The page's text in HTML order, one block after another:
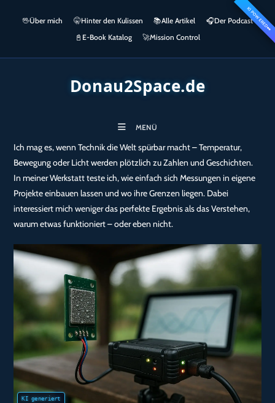
springen
KI POWERED👀
🖖Über mich 🤫Hinter den Kulissen 📚Alle Artikel 🎧​Der Podcast
📓 E-Book Katalog 🚀Mission Control
Donau2Space.de
MENÜ
Ich mag es, wenn Technik die Welt spürbar macht – Temperatur,
Bewegung oder Licht werden plötzlich zu Zahlen und Geschichten.
In meiner Werkstatt teste ich, wie einfach sich Messungen in eigene
Projekte einbauen lassen und wo ihre Grenzen liegen. Dabei
interessiert mich weniger das perfekte Ergebnis als das Verstehen,
warum etwas funktioniert – oder eben nicht.